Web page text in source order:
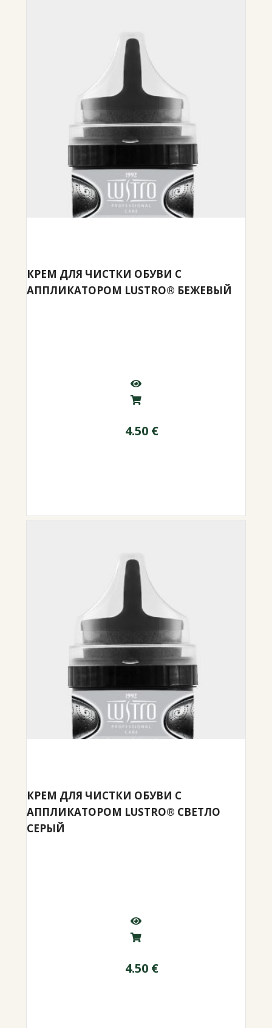
КРЕМ ДЛЯ ЧИСТКИ ОБУВИ С
АППЛИКАТОРОМ LUSTRO® БЕЖЕВЫЙ
4.50 €
КРЕМ ДЛЯ ЧИСТКИ ОБУВИ С
АППЛИКАТОРОМ LUSTRO® СВЕТЛО
СЕРЫЙ
4.50 €